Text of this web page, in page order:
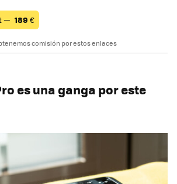
— 189 €
comisión por estos enlaces
es una ganga por este